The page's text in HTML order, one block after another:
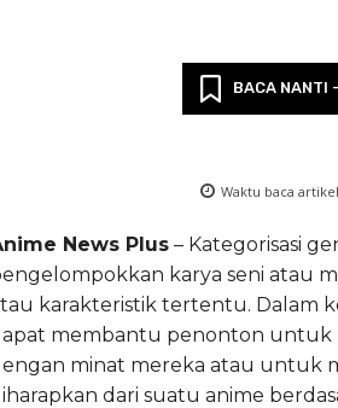
BACA NANTI
Waktu baca
News Plus– Kategorisasi
karya seni atau
karakteristik tertentu. Dalam
membantu penonton untuk
minat mereka atau untuk
dari suatu anime